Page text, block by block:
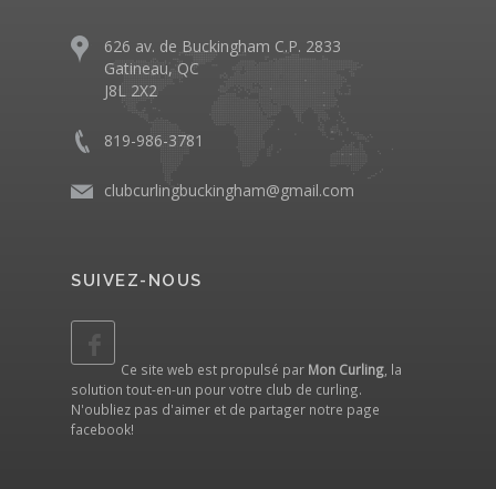
626 av. de Buckingham C.P. 2833
Gatineau, QC
J8L 2X2
819-986-3781
clubcurlingbuckingham@gmail.com
SUIVEZ-NOUS
Ce site web est propulsé par Mon Curling , la
solution tout-en-un pour votre club de curling.
N'oubliez pas d'aimer et de partager notre page
facebook!